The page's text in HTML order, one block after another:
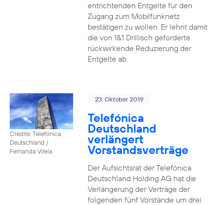
entrichtenden Entgelte für den
Zugang zum Mobilfunknetz
bestätigen zu wollen. Er lehnt damit
die von 1&1 Drillisch geforderte
rückwirkende Reduzierung der
Entgelte ab.
Credits: Telefónica
Deutschland /
Fernanda Vilela
23. Oktober 2019
Telefónica
Deutschland
verlängert
Vorstandsverträge
Der Aufsichtsrat der Telefónica
Deutschland Holding AG hat die
Verlängerung der Verträge der
folgenden fünf Vorstände um drei